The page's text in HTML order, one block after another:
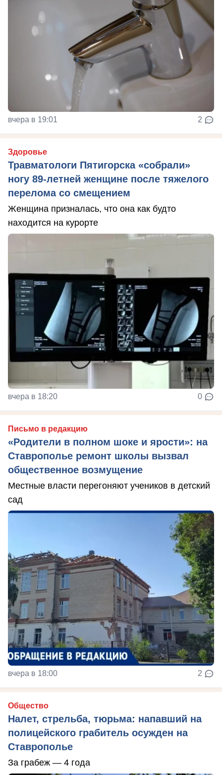
вчера в 19:01 2
Здоровье
Травматологи Пятигорска «собрали»
ногу 89-летней женщине после тяжелого
перелома со смещением
Женщина призналась, что она как будто
находится на курорте
вчера в 18:20 0
Письмо в редакцию
«Родители в полном шоке и ярости»: на
Ставрополье ремонт школы вызвал
общественное возмущение
Местные власти перегоняют учеников в детский
сад
вчера в 18:00 2
Общество
Налет, стрельба, тюрьма: напавший на
полицейского грабитель осужден на
Ставрополье
За грабеж — 4 года